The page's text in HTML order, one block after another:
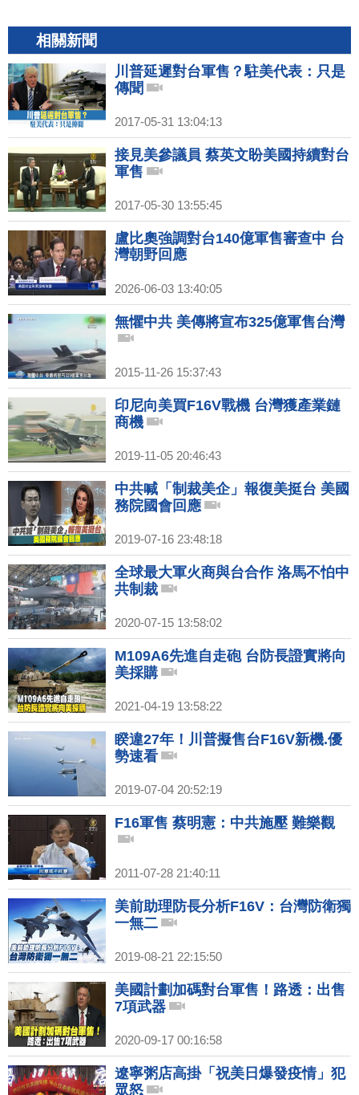
相關新聞
川普延遲對台軍售？駐美代表：只是
傳聞
2017-05-31 13:04:13
接見美參議員 蔡英文盼美國持續對台
軍售
2017-05-30 13:55:45
盧比奧強調對台140億軍售審查中 台
灣朝野回應
2026-06-03 13:40:05
無懼中共 美傳將宣布325億軍售台灣
2015-11-26 15:37:43
印尼向美買F16V戰機 台灣獲產業鏈
商機
2019-11-05 20:46:43
中共喊「制裁美企」報復美挺台 美國
務院國會回應
2019-07-16 23:48:18
全球最大軍火商與台合作 洛馬不怕中
共制裁
2020-07-15 13:58:02
M109A6先進自走砲 台防長證實將向
美採購
2021-04-19 13:58:22
睽違27年！川普擬售台F16V新機.優
勢速看
2019-07-04 20:52:19
F16軍售 蔡明憲：中共施壓 難樂觀
2011-07-28 21:40:11
美前助理防長分析F16V：台灣防衛獨
一無二
2019-08-21 22:15:50
美國計劃加碼對台軍售！路透：出售
7項武器
2020-09-17 00:16:58
遼寧粥店高掛「祝美日爆發疫情」犯
眾怒